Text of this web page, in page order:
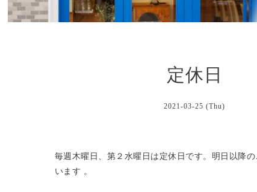
定休日
2021-03-25 (Thu)
毎週木曜日、第２水曜日は定休日です。明日以降
います 。